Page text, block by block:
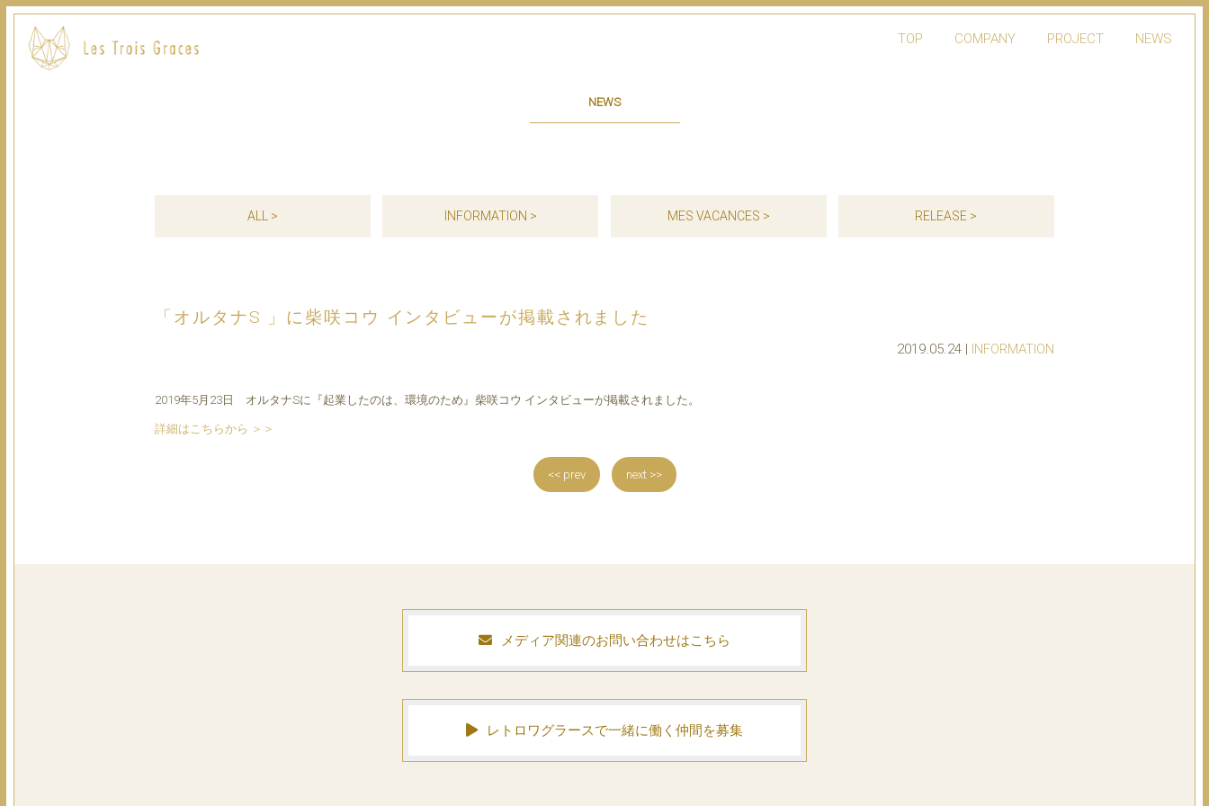
TOP COMPANY PROJECT NEWS
NEWS
ALL > INFORMATION > MES VACANCES > RELEASE >
「オルタナS 」に柴咲コウ インタビューが掲載されました
2019.05.24 | INFORMATION
2019年5月23日 オルタナSに『起業したのは、環境のため』柴咲コウ インタビューが掲載されました。
詳細はこちらから ＞＞
<< prev next >>
メディア関連のお問い合わせはこちら
レトロワグラースで一緒に働く仲間を募集